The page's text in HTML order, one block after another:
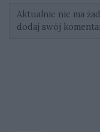
Aktualnie nie ma
dodaj swój